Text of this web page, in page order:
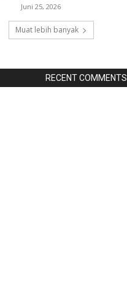
Juni 25, 2026
Muat lebih banyak
RECENT COMMENTS